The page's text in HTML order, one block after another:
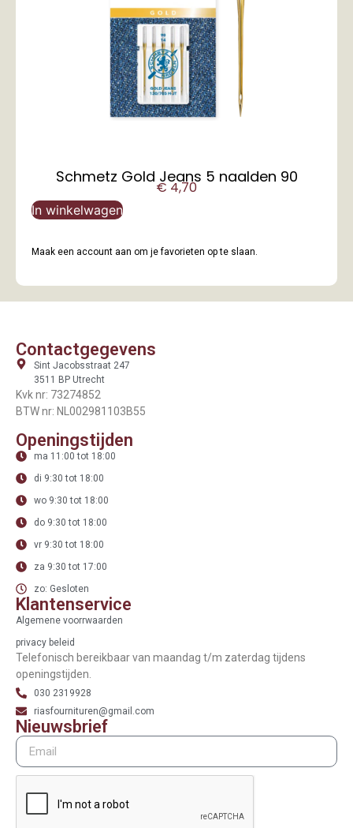
Schmetz Gold Jeans 5 naalden 90
€4,70
In winkelwagen
Maak een account aan om je favorieten op te slaan.
Contactgegevens
Sint Jacobsstraat 247
3511 BP Utrecht
Kvk nr: 73274852
BTW nr: NL002981103B55
Openingstijden
ma 11:00 tot 18:00
di 9:30 tot 18:00
wo 9:30 tot 18:00
do 9:30 tot 18:00
vr 9:30 tot 18:00
za 9:30 tot 17:00
zo: Gesloten
Klantenservice
Algemene voorrwaarden
privacy beleid
Telefonisch bereikbaar van maandag t/m zaterdag tijdens
openingstijden.
030 2319928
riasfournituren@gmail.com
Nieuwsbrief